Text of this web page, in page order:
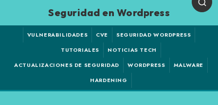
Seguridad en Wordpress
VULNERABILIDADES CVE
SEGURIDAD WORDPRESS
TUTORIALES
NOTICIAS TECH
ACTUALIZACIONES DE SEGURIDAD
WORDPRESS
MALWARE
HARDENING